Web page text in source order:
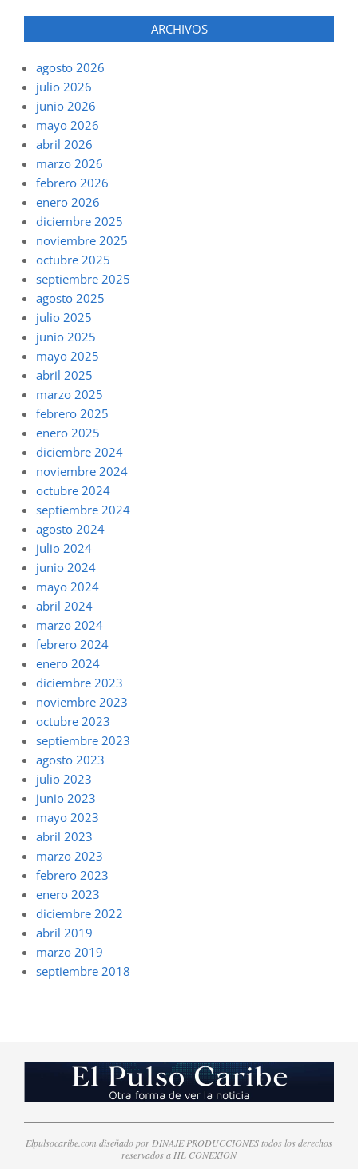
ARCHIVOS
agosto 2026
julio 2026
junio 2026
mayo 2026
abril 2026
marzo 2026
febrero 2026
enero 2026
diciembre 2025
noviembre 2025
octubre 2025
septiembre 2025
agosto 2025
julio 2025
junio 2025
mayo 2025
abril 2025
marzo 2025
febrero 2025
enero 2025
diciembre 2024
noviembre 2024
octubre 2024
septiembre 2024
agosto 2024
julio 2024
junio 2024
mayo 2024
abril 2024
marzo 2024
febrero 2024
enero 2024
diciembre 2023
noviembre 2023
octubre 2023
septiembre 2023
agosto 2023
julio 2023
junio 2023
mayo 2023
abril 2023
marzo 2023
febrero 2023
enero 2023
diciembre 2022
abril 2019
marzo 2019
septiembre 2018
Elpulsocaribe.com diseñado por DINAJE PRODUCCIONES todos los derechos
reservados a HL CONEXION